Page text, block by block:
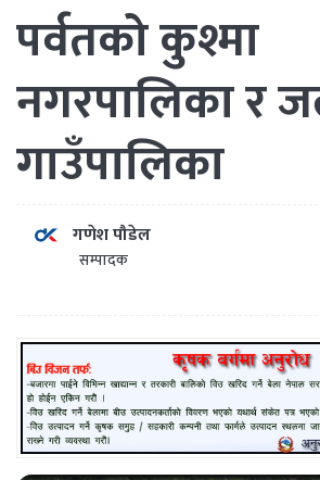
पर्वतको कुश्मा
नगरपालिका र
गाउँपालिका
गणेश पौडेल
सम्पादक